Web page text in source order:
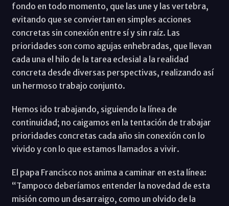
fondo en todo momento, que las une y las vertebra,
evitando que se conviertan en simples acciones
concretas sin conexión entre sí y sin raíz. Las
prioridades son como agujas enhebradas, que llevan
cada una el hilo de la tarea eclesial a la realidad
concreta desde diversas perspectivas, realizando así
un hermoso trabajo conjunto.
Hemos ido trabajando, siguiendo la línea de
continuidad; no caigamos en la tentación de trabajar
prioridades concretas cada año sin conexión con lo
vivido y con lo que estamos llamados a vivir.
El papa Francisco nos anima a caminar en esta línea:
“Tampoco deberíamos entender la novedad de esta
misión como un desarraigo, como un olvido de la